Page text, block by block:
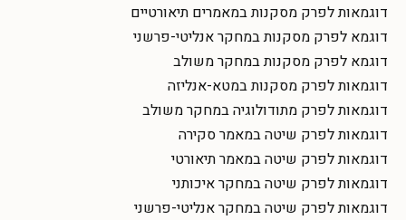
דוגמאות לפרק מסקנות במאמרים תיאורטיים
דוגמא לפרק מסקנות במחקר אנליטי-פרשני
דוגמא לפרק מסקנות במחקר משולב
דוגמאות לפרק מסקנות במטא-אנליזה
דוגמאות לפרק מתודולוגיה במחקר משולב
דוגמאות לפרק שיטה במאמר סקירה
דוגמאות לפרק שיטה במאמר תיאורטי
דוגמאות לפרק שיטה במחקר איכותני
דוגמאות לפרק שיטה במחקר אנליטי-פרשני